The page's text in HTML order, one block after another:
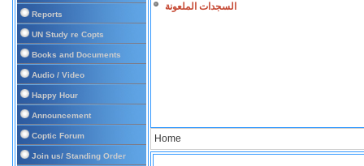
Reports
UN Study re Copts
Books and Documents
Audio / Video
Happy Hour
Announcement
Coptic Forum
Join us/ Standing Order
السجدات الملعونة
Home